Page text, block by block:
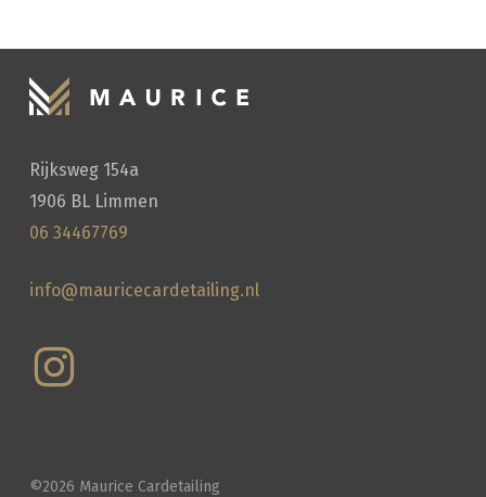
Rijksweg 154a
1906 BL Limmen
06 34467769
info@mauricecardetailing.nl
©2026 Maurice Cardetailing